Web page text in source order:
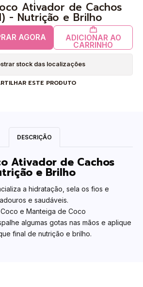
Ativador de Cachos
- Nutrição e Brilho
ADICIONAR AO
CARRINHO
AGORA
stock das localizações
ESTE PRODUTO
DESCRIÇÃO
Ativador de Cachos
e Brilho
a hidratação, sela os fios e
e saudáveis.
e Manteiga de Coco
algumas gotas nas mãos e aplique
final de nutrição e brilho.